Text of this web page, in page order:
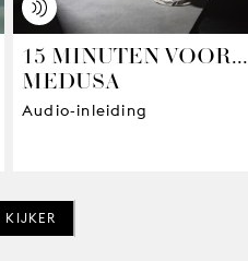
15 MINUTEN VOOR...
MEDUSA
Audio-inleiding
KIJKER